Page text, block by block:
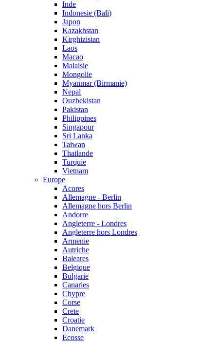
Inde
Indonesie (Bali)
Japon
Kazakhstan
Kirghizistan
Laos
Macao
Malaisie
Mongolie
Myanmar (Birmanie)
Nepal
Ouzbekistan
Pakistan
Philippines
Singapour
Sri Lanka
Taiwan
Thailande
Turquie
Vietnam
Europe
Acores
Allemagne - Berlin
Allemagne hors Berlin
Andorre
Angleterre - Londres
Angleterre hors Londres
Armenie
Autriche
Baleares
Belgique
Bulgarie
Canaries
Chypre
Corse
Crete
Croatie
Danemark
Ecosse